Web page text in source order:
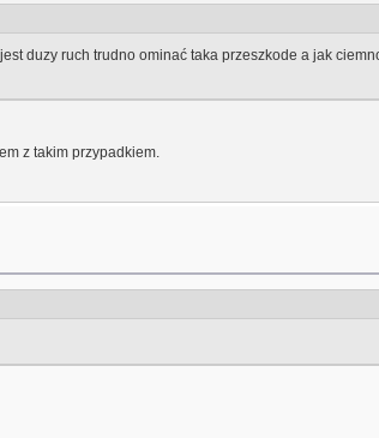
duzy ruch trudno ominać taka przeszkode a jak
z takim przypadkiem.